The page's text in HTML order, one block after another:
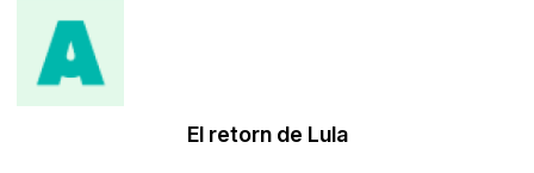
El retorn de Lula